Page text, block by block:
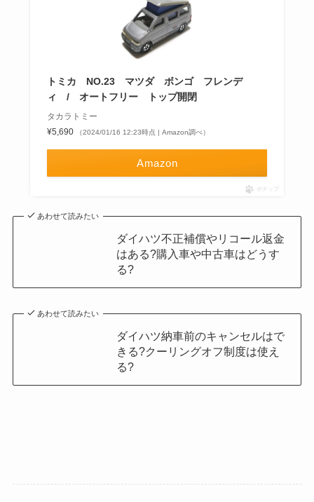
トミカ NO.23 マツダ ボンゴ フレンデ
ィ / オートフリー トップ開閉
タカラトミー
¥5,690
（2024/01/16 12:23時点 | Amazon調べ）
Amazon
ポチップ
あわせて読みたい
ダイハツ不正補償やリコール返金
はある?購入車や中古車はどうす
る?
あわせて読みたい
ダイハツ納車前のキャンセルはで
きる?クーリングオフ制度は使え
る?